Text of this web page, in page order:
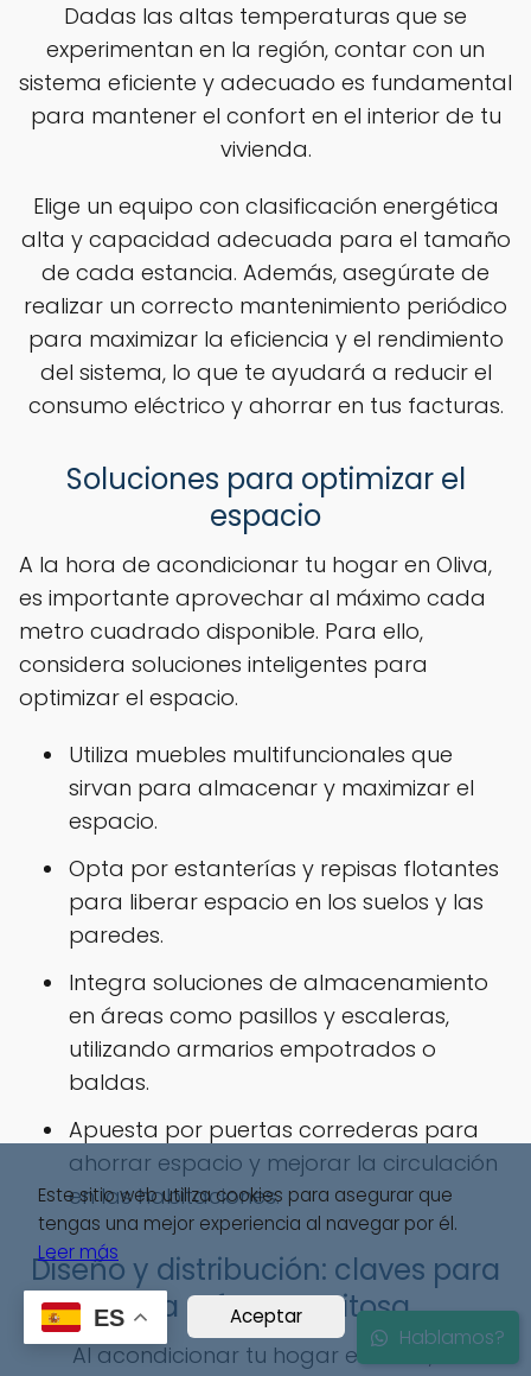
Dadas las altas temperaturas que se
experimentan en la región, contar con un
sistema eficiente y adecuado es fundamental
para mantener el confort en el interior de tu
vivienda.
Elige un equipo con clasificación energética
alta y capacidad adecuada para el tamaño
de cada estancia. Además, asegúrate de
realizar un correcto mantenimiento periódico
para maximizar la eficiencia y el rendimiento
del sistema, lo que te ayudará a reducir el
consumo eléctrico y ahorrar en tus facturas.
Soluciones para optimizar el
espacio
A la hora de acondicionar tu hogar en Oliva,
es importante aprovechar al máximo cada
metro cuadrado disponible. Para ello,
considera soluciones inteligentes para
optimizar el espacio.
Utiliza muebles multifuncionales que
sirvan para almacenar y maximizar el
espacio.
Opta por estanterías y repisas flotantes
para liberar espacio en los suelos y las
paredes.
Integra soluciones de almacenamiento
en áreas como pasillos y escaleras,
utilizando armarios empotrados o
baldas.
Apuesta por puertas correderas para
ahorrar espacio y mejorar la circulación
en las habitaciones.
Diseño y distribución: claves para
una reforma exitosa
Al acondicionar tu hogar en Oliva, la
Hablamos?
Este sitio web utiliza cookies para asegurar que
tengas una mejor experiencia al navegar por él.
Leer más
Aceptar
ES